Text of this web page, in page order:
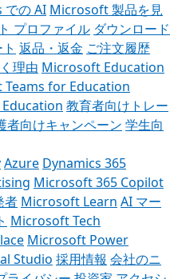
の AI Microsoft 製品を見
プロファイル ダウンロード
返品・返金 ご注文履歴
理由 Microsoft Education
for Education
教育者向けトレー
者向けキャンペーン 学生向
Azure Dynamics 365
Microsoft 365 Copilot
者 Microsoft Learn AI マー
Microsoft Tech
Microsoft Power
Studio 採用情報 会社のニ